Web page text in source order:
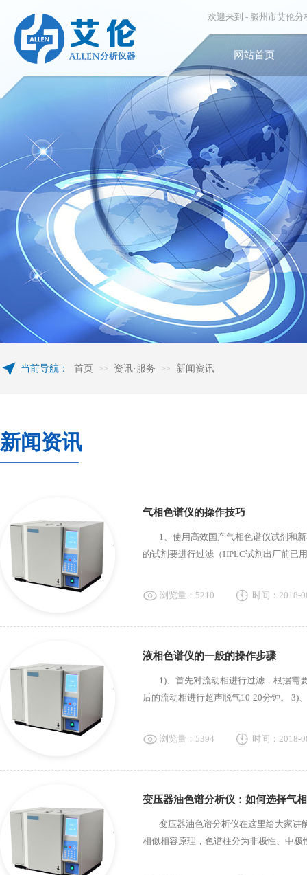
欢迎来到 - 滕州市艾伦分
网站首页
当前导航： 首页 >> 资讯·服务 >> 新闻资讯
新闻资讯
气相色谱仪的操作技巧
1、使用高效国产气相色谱仪试剂和新
的试剂要进行过滤（HPLC试剂出厂前已
浏览量：5210 时间：2018-
液相色谱仪的一般的操作步骤
1)、首先对流动相进行过滤，根据需
后的流动相进行超声脱气10-20分钟。 3)
浏览量：5394 时间：2018-
变压器油色谱分析仪：如何选择气
变压器油色谱分析仪在这里给大家讲
相似相容原理，色谱柱分为非极性、中